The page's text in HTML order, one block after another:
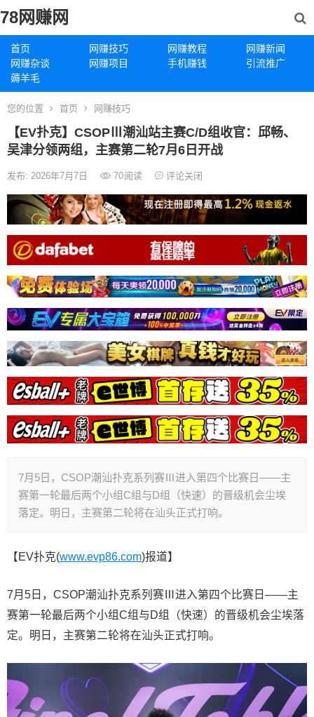
78网赚网
首页 网赚技巧 网赚教程
网赚新闻
网赚杂谈
网赚项目 手机赚钱
引流推广
薅羊毛
您的位置 首页 网赚技巧
【EV扑克】CSOPⅢ潮汕站主赛C/D组收官：邱畅、
吴津分领两组，主赛第二轮7月6日开战
发布: 2026年7月7日 70阅读 评论关闭
7月5日，CSOP潮汕扑克系列赛Ⅲ进入第四个比赛日——主
赛第一轮最后两个小组C组与D组（快速）的晋级机会尘埃
落定。明日，主赛第二轮将在汕头正式打响。
【EV扑克(www.evp86.com)报道】
7月5日，CSOP潮汕扑克系列赛Ⅲ进入第四个比赛日——主
赛第一轮最后两个小组C组与D组（快速）的晋级机会尘埃落
定。明日，主赛第二轮将在汕头正式打响。